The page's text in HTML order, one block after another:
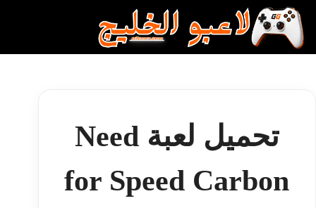
التجاوز
إلى
المحتوى
تحميل لعبة Need
for Speed Carbon